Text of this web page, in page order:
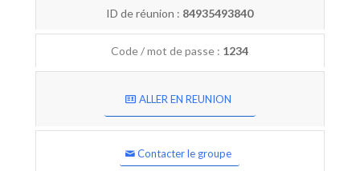
ID de réunion : 84935493840
Code / mot de passe : 1234
ALLER EN REUNION
Contacter le groupe